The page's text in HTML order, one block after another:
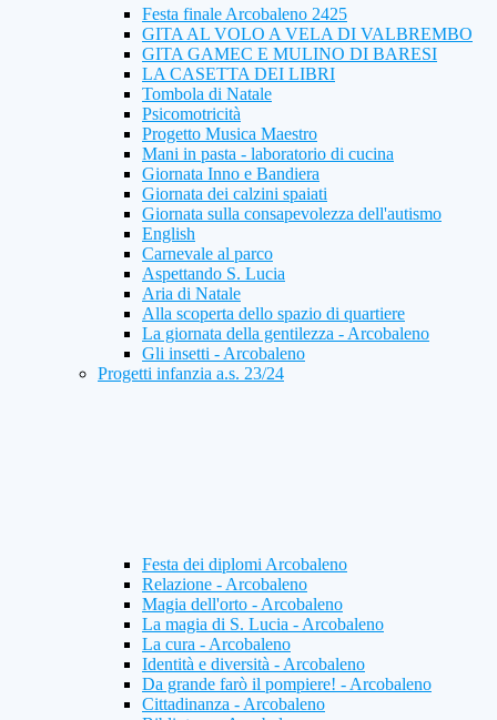
Festa finale Arcobaleno 2425
GITA AL VOLO A VELA DI VALBREMBO
GITA GAMEC E MULINO DI BARESI
LA CASETTA DEI LIBRI
Tombola di Natale
Psicomotricità
Progetto Musica Maestro
Mani in pasta - laboratorio di cucina
Giornata Inno e Bandiera
Giornata dei calzini spaiati
Giornata sulla consapevolezza dell'autismo
English
Carnevale al parco
Aspettando S. Lucia
Aria di Natale
Alla scoperta dello spazio di quartiere
La giornata della gentilezza - Arcobaleno
Gli insetti - Arcobaleno
Progetti infanzia a.s. 23/24
Festa dei diplomi Arcobaleno
Relazione - Arcobaleno
Magia dell'orto - Arcobaleno
La magia di S. Lucia - Arcobaleno
La cura - Arcobaleno
Identità e diversità - Arcobaleno
Da grande farò il pompiere! - Arcobaleno
Cittadinanza - Arcobaleno